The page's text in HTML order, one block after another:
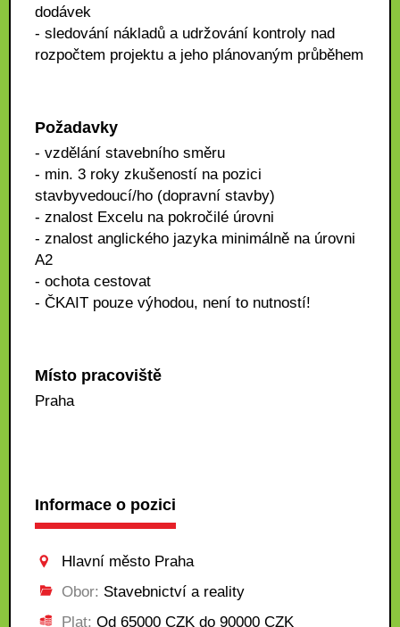
dodávek
- sledování nákladů a udržování kontroly nad
rozpočtem projektu a jeho plánovaným průběhem
Požadavky
- vzdělání stavebního směru
- min. 3 roky zkušeností na pozici
stavbyvedoucí/ho (dopravní stavby)
- znalost Excelu na pokročilé úrovni
- znalost anglického jazyka minimálně na úrovni
A2
- ochota cestovat
- ČKAIT pouze výhodou, není to nutností!
Místo pracoviště
Praha
Informace o pozici
Hlavní město Praha
Obor: Stavebnictví a reality
Plat: Od 65000 CZK do 90000 CZK